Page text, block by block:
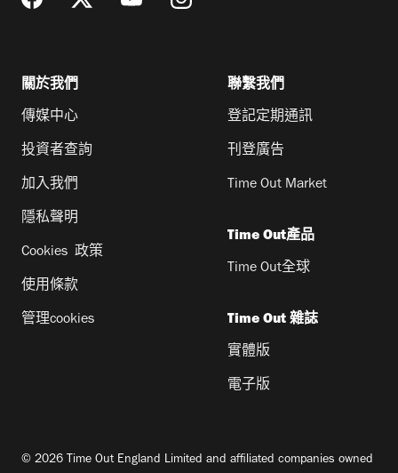
關於我們
傳媒中心
投資者查詢
加入我們
隱私聲明
Cookies 政策
使用條款
管理cookies
聯繫我們
登記定期通訊
刊登廣告
Time Out Market
Time Out產品
Time Out全球
Time Out 雜誌
實體版
電子版
© 2026 Time Out England Limited and affiliated companies owned